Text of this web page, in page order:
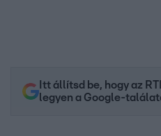
Itt állítsd be, hogy az
legyen a Google-